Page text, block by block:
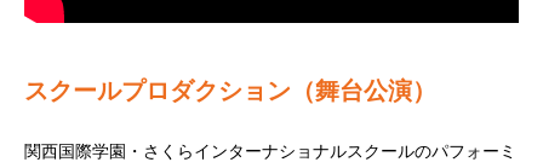
スクールプロダクション（舞台公演）
関西国際学園・さくらインターナショナルスクールのパフォーミ